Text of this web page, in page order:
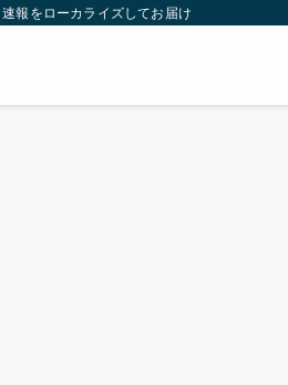
報をローカライズしてお届け